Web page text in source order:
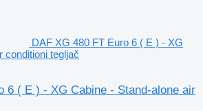
DAF XG 480 FT Euro 6 ( E ) - XG
conditioni tegljač
6 ( E ) - XG Cabine - Stand-alone air